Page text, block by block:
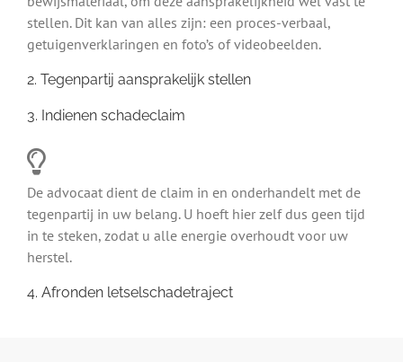
stellen. Dit kan van alles zijn: een proces-verbaal,
getuigenverklaringen en foto’s of videobeelden.
2. Tegenpartij aansprakelijk stellen
3. Indienen schadeclaim
De advocaat dient de claim in en onderhandelt met de
tegenpartij in uw belang. U hoeft hier zelf dus geen tijd
in te steken, zodat u alle energie overhoudt voor uw
herstel.
4. Afronden letselschadetraject